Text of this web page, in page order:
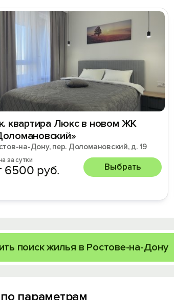
квартира Люкс в новом ЖК
на-Дону, пер. Доломановский, д. 19
за сутки
6500 руб. Выбрать
поиск жилья в Ростове-на-Дону
параметрам